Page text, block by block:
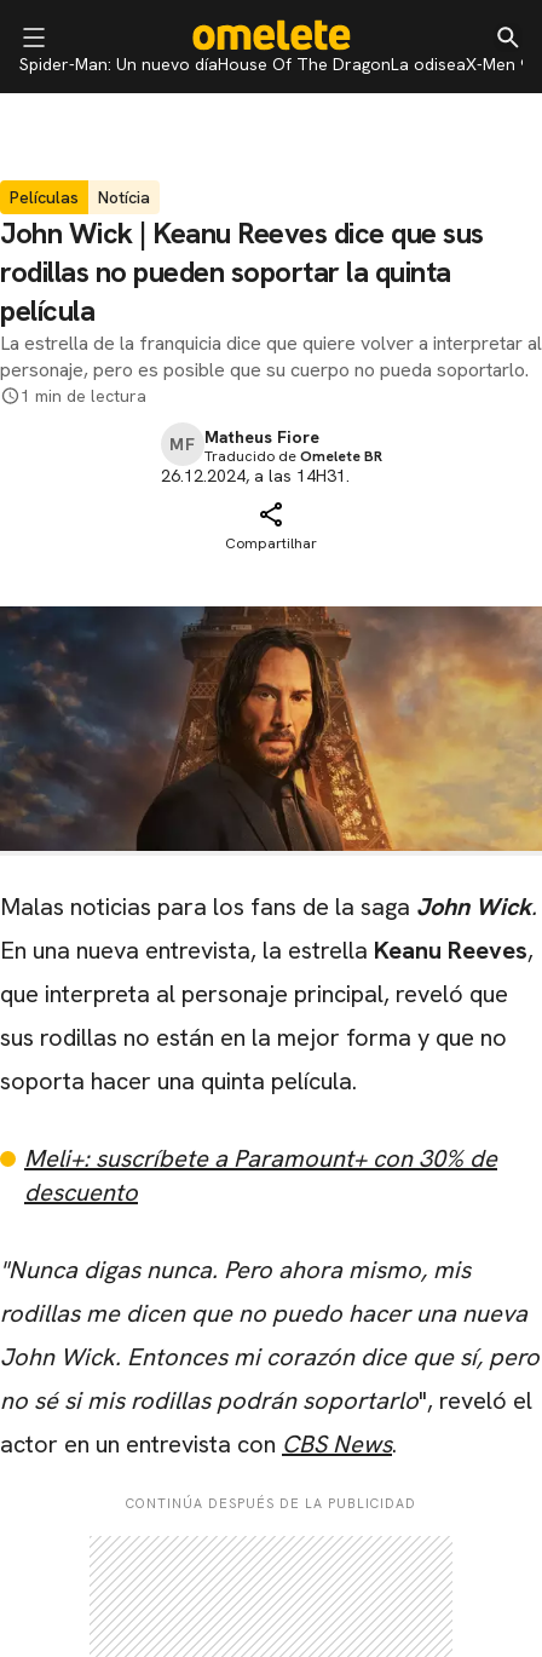
Spider-Man: Un nuevo díaHouse Of The DragonLa odiseaX-Men 97
Películas Notícia
John Wick | Keanu Reeves dice que sus
rodillas no pueden soportar la quinta
película
La estrella de la franquicia dice que quiere volver a interpretar al
personaje, pero es posible que su cuerpo no pueda soportarlo.
1 min de lectura
MF Matheus Fiore
Traducido deOmelete BR
26.12.2024, a las 14H31.
Compartilhar
Malas noticias para los fans de la saga John Wick.
En una nueva entrevista, la estrella Keanu Reeves,
que interpreta al personaje principal, reveló que
sus rodillas no están en la mejor forma y que no
soporta hacer una quinta película.
Meli+: suscríbete a Paramount+ con 30% de
descuento
"Nunca digas nunca. Pero ahora mismo, mis
rodillas me dicen que no puedo hacer una nueva
John Wick. Entonces mi corazón dice que sí, pero
no sé si mis rodillas podrán soportarlo", reveló el
actor en un entrevista con CBS News.
CONTINÚA DESPUÉS DE LA PUBLICIDAD